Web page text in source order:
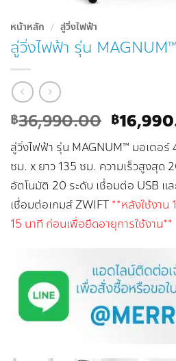
หน้าหลัก / ลู่วิ่งไฟฟ้า
ลู่วิ่งไฟฟ้า รุ่น MAGNUM™
฿36,990.00 Original
price
was:
฿
฿
ลู่วิ่งไฟฟ้า รุ่น MAGNUM™ มอเตอร์
ซม. x ยาว 135 ซม. ความเร็วสูงสุ
อัตโนมัติ 20 ระดับ เชื่อมต่อ USB แ
เชื่อมต่อเกมส์ ZWIFT**หลังใช้งาน
15 นาที ก่อนเพื่อยืดอายุการใช้งาน**